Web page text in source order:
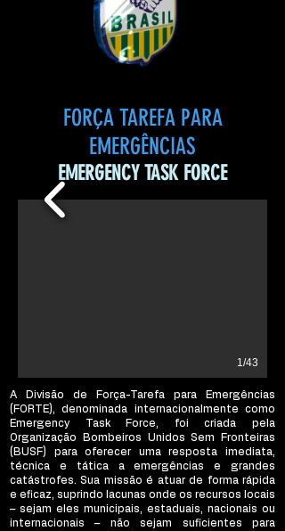
FORÇA TAREFA PARA
EMERGÊNCIAS
EMERGENCY TASK FORCE
1/43
A Divisão de Força-Tarefa para Emergências
(FORTE), denominada internacionalmente como
Emergency Task Force, foi criada pela
Organização Bombeiros Unidos Sem Fronteiras
(BUSF) para oferecer uma resposta imediata,
técnica e tática a emergências e grandes
catástrofes. Sua missão é atuar de forma rápida
e eficaz, suprindo lacunas onde os recursos locais
– sejam eles municipais, estaduais, nacionais ou
internacionais – não sejam suficientes para